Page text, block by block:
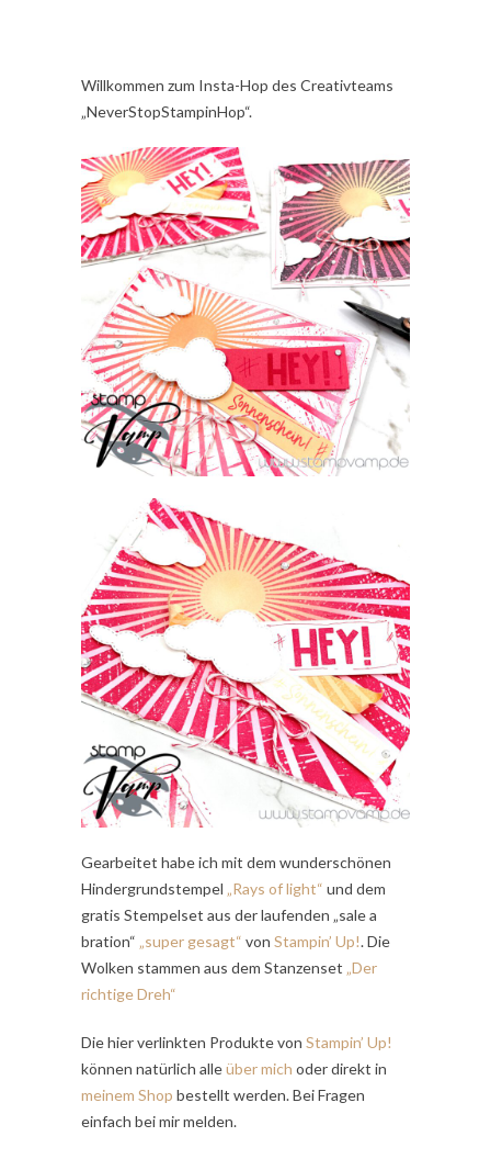
Willkommen zum Insta-Hop des Creativteams
„NeverStopStampinHop“.
Gearbeitet habe ich mit dem wunderschönen
Hindergrundstempel „Rays of light“ und dem
gratis Stempelset aus der laufenden „sale a
bration“ „super gesagt“ von Stampin’ Up!. Die
Wolken stammen aus dem Stanzenset „Der
richtige Dreh“
Die hier verlinkten Produkte von Stampin’ Up!
können natürlich alleüber mich oder direkt in
meinem Shop bestellt werden. Bei Fragen
einfach bei mir melden.